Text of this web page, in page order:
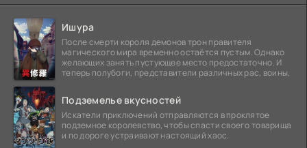
Ишура
После смерти короля демонов трон правителя
магического мира временно остаётся пустым. Однако
желающих занять пустующее место предостаточно. И
теперь полубоги, представители различных рас, воины,
Подземелье вкусностей
Искатели приключений отправляются в проклятое
подземное королевство, чтобы спасти своего товарища
и по дороге устраивают настоящий хаос.